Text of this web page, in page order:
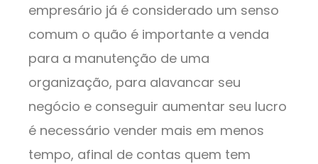
empresário já é considerado um senso
comum o quão é importante a venda
para a manutenção de uma
organização, para alavancar seu
negócio e conseguir aumentar seu lucro
é necessário vender mais em menos
tempo, afinal de contas quem tem